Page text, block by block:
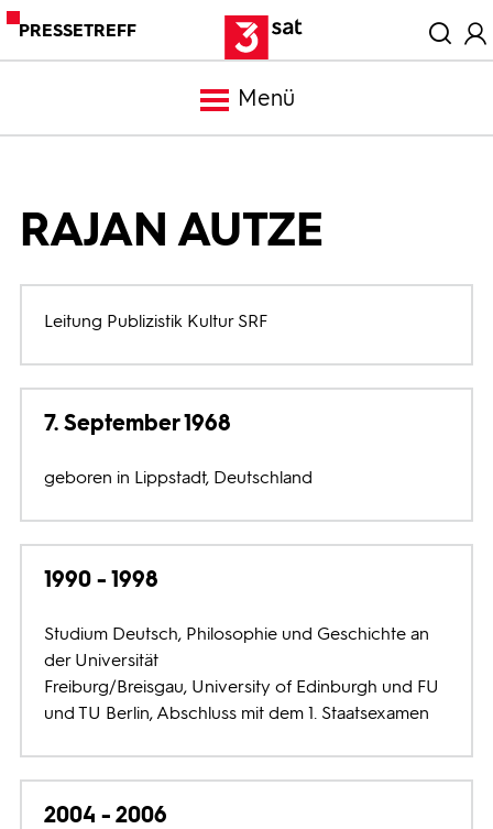
PRESSETREFF
Menü
Programm
Mediathek
Trailer
RAJAN AUTZE
Leitung Publizistik Kultur SRF
7. September 1968
geboren in Lippstadt, Deutschland
1990 - 1998
Studium Deutsch, Philosophie und Geschichte an
der Universität
Freiburg/Breisgau, University of Edinburgh und FU
und TU Berlin, Abschluss mit dem 1. Staatsexamen
2004 - 2006